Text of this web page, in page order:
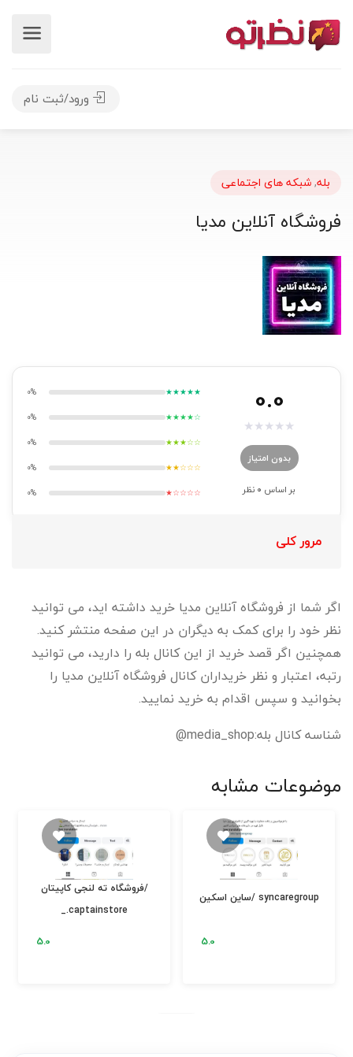
ورود/ثبت نام
بله,شبکه های اجتماعی
فروشگاه آنلاین مدیا
0.0
★
★
★
★
★
بدون امتیاز
بر اساس 0 نظر
★★★★★
0%
★★★★☆
0%
★★★☆☆
0%
★★☆☆☆
0%
★☆☆☆☆
0%
مرور کلی
اگر شما از فروشگاه آنلاین مدیا خرید داشته اید، می توانید
نظر خود را برای کمک به دیگران در این صفحه منتشر کنید.
همچنین اگر قصد خرید از این کانال بله را دارید، می توانید
رتبه، اعتبار و نظر خریداران کانال فروشگاه آنلاین مدیا را
بخوانید و سپس اقدام به خرید نمایید.
شناسه کانال بله:media_shop@
موضوعات مشابه
فروشگاه ته لنجی کاپیتان/
_.captainstore
ساین اسکین/ syncaregroup